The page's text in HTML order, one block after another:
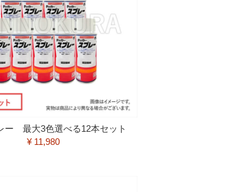
ー 最大3色選べる12本セット
¥ 11,980